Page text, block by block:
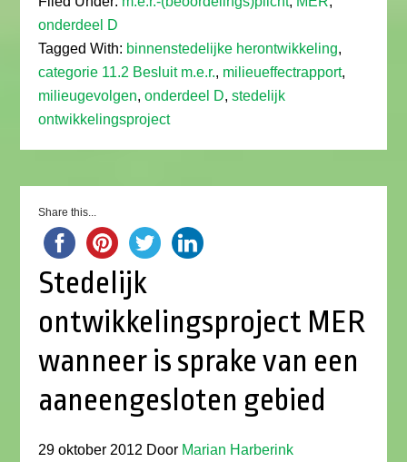
onderdeel D
Tagged With: binnenstedelijke herontwikkeling,
categorie 11.2 Besluit m.e.r., milieueffectrapport,
milieugevolgen,onderdeel D,stedelijk
ontwikkelingsproject
Share this...
Stedelijk
ontwikkelingsproject MER
wanneer is sprake van een
aaneengesloten gebied
29 oktober 2012 Door Marian Harberink